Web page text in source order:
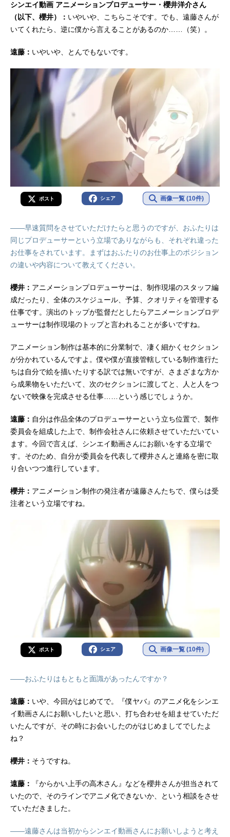
ED：「数センチメンタル」こはなら
む公開開...
シンエイ動画 アニメーションプロデューサー・櫻井洋介さん
（以下、櫻井）： いやいや、こちらこそです。でも、遠藤さんが
いてくれたら、逆に僕から言えることがあるのか……（笑）。
遠藤： いやいや、とんでもないです。
ポスト シェア 画像一覧 (10件)
――早速質問をさせていただけたらと思うのですが、おふたりは
同じプロデューサーという立場でありながらも、それぞれ違った
お仕事をされています。まずはおふたりのお仕事上のポジション
の違いや内容について教えてください。
櫻井： アニメーションプロデューサーは、制作現場のスタッフ編
成だったり、全体のスケジュール、予算、クオリティを管理する
仕事です。演出のトップが監督だとしたらアニメーションプロデ
ューサーは制作現場のトップと言われることが多いですね。
アニメーション制作は基本的に分業制で、凄く細かくセクション
が分かれているんですよ。僕や僕が直接管轄している制作進行た
ちは自分で絵を描いたりする訳では無いですが、さまざまな方か
ら成果物をいただいて、次のセクションに渡してと、人と人をつ
ないで映像を完成させる仕事……という感じでしょうか。
遠藤： 自分は作品全体のプロデューサーという立ち位置で、製作
委員会を組成した上で、制作会社さんに依頼させていただいてい
ます。今回で言えば、シンエイ動画さんにお願いをする立場で
す。そのため、自分が委員会を代表して櫻井さんと連絡を密に取
り合いつつ進行しています。
櫻井： アニメーション制作の発注者が遠藤さんたちで、僕らは受
注者という立場ですね。
ポスト シェア 画像一覧 (10件)
――おふたりはもともと面識があったんですか？
遠藤： いや、今回がはじめてで。『僕ヤバ』のアニメ化をシンエ
イ動画さんにお願いしたいと思い、打ち合わせを組ませていただ
いたんですが、その時にお会いしたのがはじめましてでしたよ
ね？
櫻井： そうですね。
遠藤：
『からかい上手の高木さん』などを櫻井さんが担当されて
いたので、そのラインでアニメ化できないか、という相談をさせ
ていただきました。
――遠藤さんは当初からシンエイ動画さんにお願いしようと考え